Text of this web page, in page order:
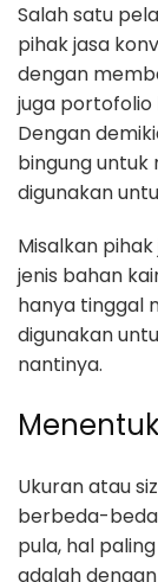
Salah satu
pihak jasa
dengan
juga portofolio
Dengan
bingung untuk
digunakan
Misalkan
jenis bahan
hanya tinggal
digunakan
nantinya.
Ukuran atau
berbeda-
pula, hal
adalah